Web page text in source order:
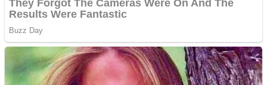
ANDROID pentru siteul
tau
Anuntul tau apare in mai
multe ziare online